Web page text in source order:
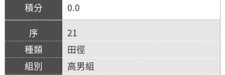
0.0
21
田徑
高男組